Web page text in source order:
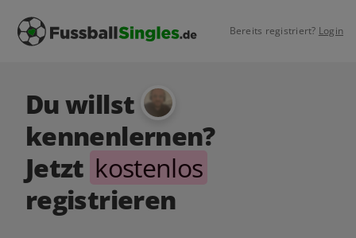
Bereits registriert? Login
Du willst
kennenlernen?
Jetzt kostenlos
registrieren